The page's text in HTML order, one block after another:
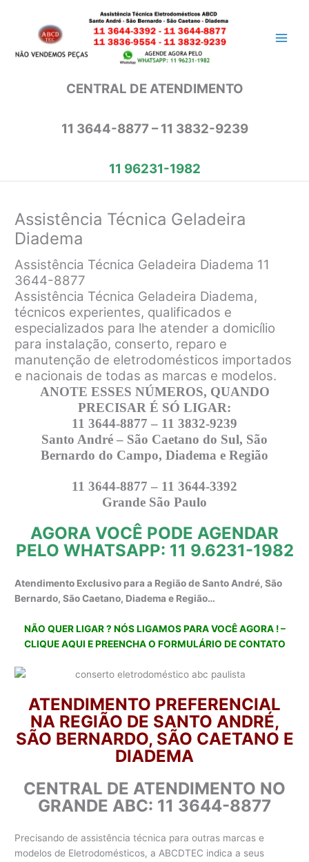
conteúdo
CENTRAL DE ATENDIMENTO
11 3644-8877 – 11 3832-9239
11 96231-1982
Assistência Técnica Geladeira
Diadema
Assistência Técnica Geladeira Diadema 11
3644-8877
Assistência Técnica Geladeira Diadema,
técnicos experientes, qualificados e
especializados para lhe atender a domicílio
para instalação, conserto, reparo e
manutenção de eletrodomésticos importados
e nacionais de todas as marcas e modelos.
ANOTE ESSES NÚMEROS, QUANDO
PRECISAR É SÓ LIGAR:
11 3644-8877 – 11 3832-9239
Santo André – São Caetano do Sul, São
Bernardo do Campo, Diadema e Região
11 3644-8877 – 11 3644-3392
Grande São Paulo
AGORA VOCÊ PODE AGENDAR
PELO WHATSAPP: 11 9.6231-1982
Atendimento Exclusivo para a Região de Santo André, São
Bernardo, São Caetano, Diadema e Região…
NÃO QUER LIGAR ? NÓS LIGAMOS PARA VOCÊ AGORA ! –
CLIQUE AQUI E PREENCHA O FORMULÁRIO DE CONTATO
ATENDIMENTO PREFERENCIAL
NA REGIÃO DE SANTO ANDRÉ,
SÃO BERNARDO, SÃO CAETANO E
DIADEMA
CENTRAL DE ATENDIMENTO NO
GRANDE ABC: 11 3644-8877
Precisando de assistência técnica para outras marcas e
modelos de Eletrodomésticos, a ABCDTEC indica a seus